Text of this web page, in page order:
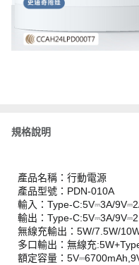
規格說明
產品名稱：行動電源
產品型號：PDN-010A
輸入：Type-C:5V⎓3A/
輸出：Type-C:5V⎓3A/
無線充輸出：5W/7.5W/
多口輸出：無線充
額定容量：